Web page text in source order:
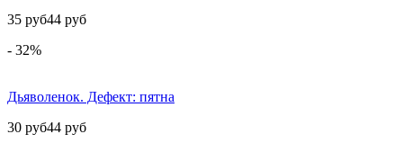
35 руб44 руб
- 32%
Дьяволенок. Дефект: пятна
30 руб44 руб